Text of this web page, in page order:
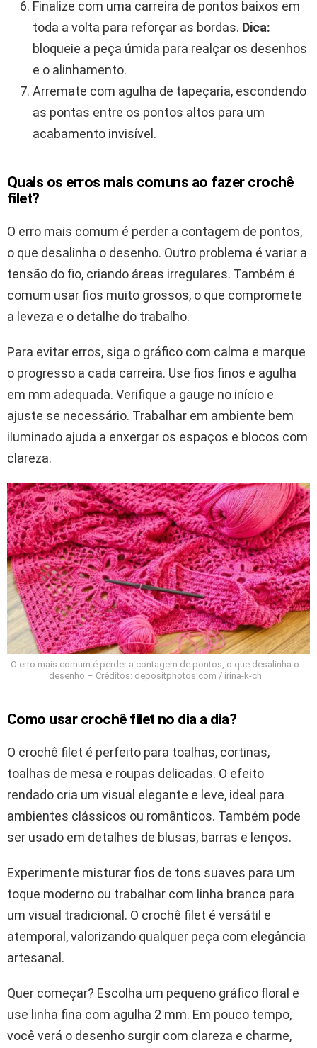
Finalize com uma carreira de pontos baixos em
toda a volta para reforçar as bordas. Dica:
bloqueie a peça úmida para realçar os desenhos
e o alinhamento.
Arremate com agulha de tapeçaria, escondendo
as pontas entre os pontos altos para um
acabamento invisível.
Quais os erros mais comuns ao fazer crochê
filet?
O erro mais comum é perder a contagem de pontos,
o que desalinha o desenho. Outro problema é variar a
tensão do fio, criando áreas irregulares. Também é
comum usar fios muito grossos, o que compromete
a leveza e o detalhe do trabalho.
Para evitar erros, siga o gráfico com calma e marque
o progresso a cada carreira. Use fios finos e agulha
em mm adequada. Verifique a gauge no início e
ajuste se necessário. Trabalhar em ambiente bem
iluminado ajuda a enxergar os espaços e blocos com
clareza.
O erro mais comum é perder a contagem de pontos, o que desalinha o
desenho – Créditos: depositphotos.com / irina-k-ch
Como usar crochê filet no dia a dia?
O crochê filet é perfeito para toalhas, cortinas,
toalhas de mesa e roupas delicadas. O efeito
rendado cria um visual elegante e leve, ideal para
ambientes clássicos ou românticos. Também pode
ser usado em detalhes de blusas, barras e lenços.
Experimente misturar fios de tons suaves para um
toque moderno ou trabalhar com linha branca para
um visual tradicional. O crochê filet é versátil e
atemporal, valorizando qualquer peça com elegância
artesanal.
Quer começar? Escolha um pequeno gráfico floral e
use linha fina com agulha 2 mm. Em pouco tempo,
você verá o desenho surgir com clareza e charme,